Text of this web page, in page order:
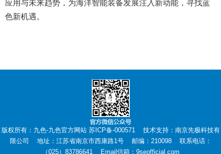
应用与未来趋势，为海洋智能装备发展注入新动能，寻找蓝
色新机遇。
版权所有：九色-九色官方网站 苏ICP备-000571 技术支持： 南京先极科技有
限公司 地址：江苏省南京市西康路1号 邮编：210098 联系电话：
（025）83786641 Email信箱：9seofficial.com